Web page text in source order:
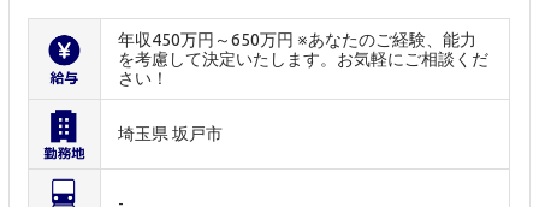
年収450万円～650万円 ※あなたのご経験、能力
を考慮して決定いたします。お気軽にご相談くだ
さい！
埼玉県 坂戸市